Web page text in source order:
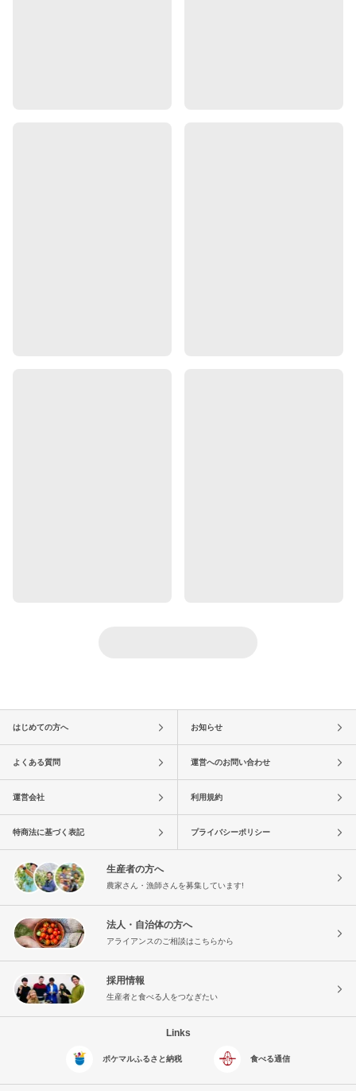
はじめての方へ お知らせ
よくある質問 運営へのお問い合わせ
運営会社 利用規約
特商法に基づく表記 プライバシーポリシー
生産者の方へ
農家さん・漁師さんを募集しています!
法人・自治体の方へ
アライアンスのご相談はこちらから
採用情報
生産者と食べる人をつなぎたい
Links
ポケマルふるさと納税 食べる通信